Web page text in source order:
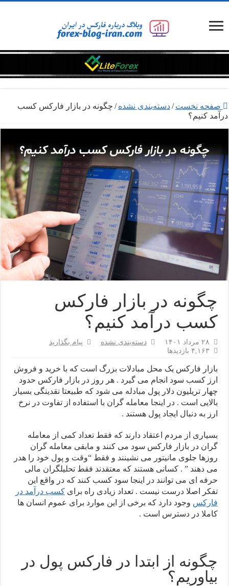
صفحه نخست /دسته‌بندی نشده / چگونه در بازار فارکس کسب
درآمد کنیم؟
چگونه در بازار فارکس
کسب درآمد کنیم؟
۲۸ مرداد ۱۴۰۱ دسته‌بندی نشده
پیام بگذارید
۴,۱۶۳ بازدیدها
بازار فارکس یک محل مبادلات بزرگ است که با خرید و فروش
ارز کسب سود انجام می گیرد . هر روز در بازار فارکس حدود
چهار تریلیون دلار پول مبادله می شود که طبیعتا نقدینگی بسیار
بالایی است . در اینجا معامله گران با استفاده از تفاوت در نرخ
ارز به دنبال ایجاد پول هستند .
بسیاری از مردم اعتقاد دارند که فقط تعداد کمی از معامله
گران در بازار فارکس سود می کنند و مابقی معامله گران
روزها جلوی مانیتور می نشینند و فقط “وقت و پول خود را هدر
می دهند ” . کسانی هستند که معتقدند فقط تحلیلگران مالی
حرفه ای می توانند در اینجا سود کسب کنند که در واقع این
تفکر اصلا درست نیست . تعداد زیادی راه برایکسب درآمد در
فارکس وجود دارد که برخی از این موارد برای عموم انسان ها
کاملا در دسترس است .
چگونه از ابتدا در فارکس پول در
بیاوریم؟